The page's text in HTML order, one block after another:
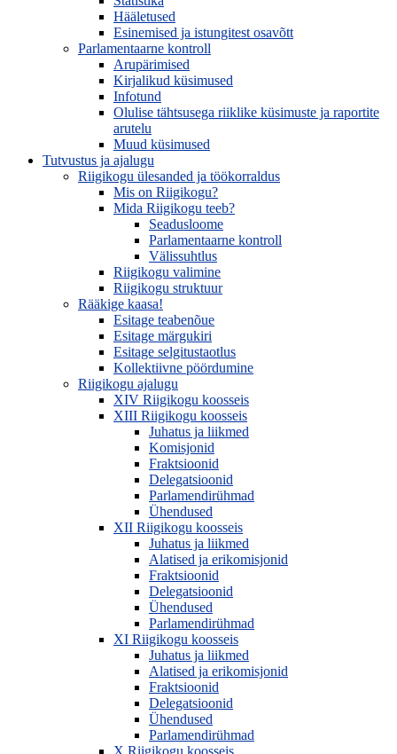
Hääletused
Esinemised ja istungitest osavõtt
Parlamentaarne kontroll
Arupärimised
Kirjalikud küsimused
Infotund
Olulise tähtsusega riiklike küsimuste ja raportite
arutelu
Muud küsimused
Tutvustus ja ajalugu
Riigikogu ülesanded ja töökorraldus
Mis on Riigikogu?
Mida Riigikogu teeb?
Seadusloome
Parlamentaarne kontroll
Välissuhtlus
Riigikogu valimine
Riigikogu struktuur
Rääkige kaasa!
Esitage teabenõue
Esitage märgukiri
Esitage selgitustaotlus
Kollektiivne pöördumine
Riigikogu ajalugu
XIV Riigikogu koosseis
XIII Riigikogu koosseis
Juhatus ja liikmed
Komisjonid
Fraktsioonid
Delegatsioonid
Parlamendirühmad
Ühendused
XII Riigikogu koosseis
Juhatus ja liikmed
Alatised ja erikomisjonid
Fraktsioonid
Delegatsioonid
Ühendused
Parlamendirühmad
XI Riigikogu koosseis
Juhatus ja liikmed
Alatised ja erikomisjonid
Fraktsioonid
Delegatsioonid
Ühendused
Parlamendirühmad
X Riigikogu koosseis